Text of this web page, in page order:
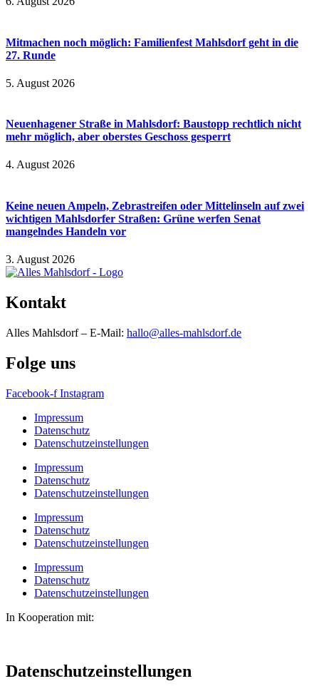
Mitmachen noch möglich: Familienfest Mahlsdorf geht in die
27. Runde
5. August 2026
Neuenhagener Straße in Mahlsdorf: Baustopp rechtlich nicht
mehr möglich, aber oberstes Geschoss gesperrt
4. August 2026
Keine neuen Ampeln, Zebrastreifen oder Mittelinseln auf zwei
wichtigen Mahlsdorfer Straßen: Grüne werfen Senat
mangelndes Handeln vor
3. August 2026
Kontakt
Alles Mahlsdorf – E-Mail: hallo@alles-mahlsdorf.de
Folge uns
Facebook-f Instagram
Impressum
Datenschutz
Datenschutzeinstellungen
Impressum
Datenschutz
Datenschutzeinstellungen
Impressum
Datenschutz
Datenschutzeinstellungen
Impressum
Datenschutz
Datenschutzeinstellungen
In Kooperation mit:
Datenschutzeinstellungen